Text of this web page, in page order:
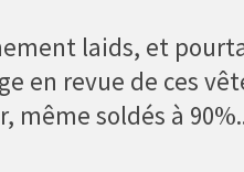
laids, et
en revue de ces
même soldés à